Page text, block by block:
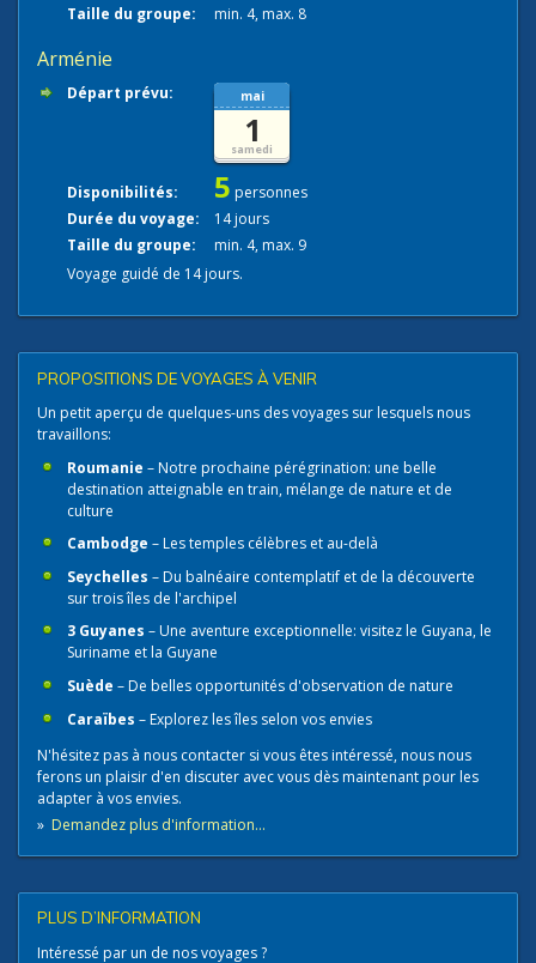
Taille du groupe:
min. 4, max. 8
Arménie
Départ prévu: mai
1
samedi
Disponibilités: 5 personnes
Durée du voyage:
14 jours
Taille du groupe:
min. 4, max. 9
Voyage guidé de 14 jours.
PROPOSITIONS DE VOYAGES À VENIR
Un petit aperçu de quelques-uns des voyages sur lesquels nous
travaillons:
Roumanie – Notre prochaine pérégrination: une belle
destination atteignable en train, mélange de nature et de
culture
Cambodge – Les temples célèbres et au-delà
Seychelles – Du balnéaire contemplatif et de la découverte
sur trois îles de l'archipel
3 Guyanes – Une aventure exceptionnelle: visitez le Guyana, le
Suriname et la Guyane
Suède – De belles opportunités d'observation de nature
Caraïbes – Explorez les îles selon vos envies
N'hésitez pas à nous contacter​ si vous êtes intéressé, nous nous
ferons un plaisir d'en discuter avec vous dès maintenant pour les
adapter à vos envies.
» Demandez plus d'information...
PLUS D’INFORMATION
Intéressé par un de nos voyages ?